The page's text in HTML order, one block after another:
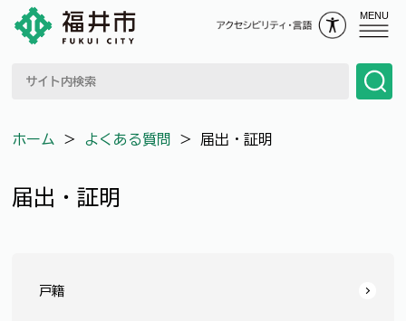
MENU
ホーム ＞ よくある質問 ＞ 届出・証明
届出・証明
戸籍